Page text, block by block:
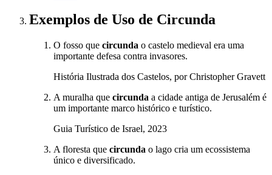
Exemplos de Uso de Circunda
O fosso que circunda o castelo medieval era uma
importante defesa contra invasores.
História Ilustrada dos Castelos, por Christopher Gravett
A muralha que circunda a cidade antiga de Jerusalém é
um importante marco histórico e turístico.
Guia Turístico de Israel, 2023
A floresta que circunda o lago cria um ecossistema
único e diversificado.